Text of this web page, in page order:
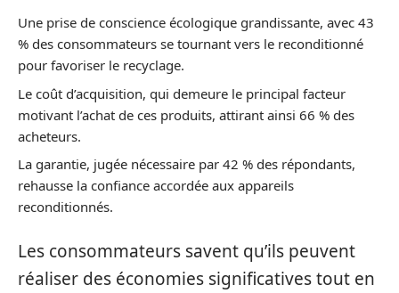
Une prise de conscience écologique grandissante, avec 43
% des consommateurs se tournant vers le reconditionné
pour favoriser le recyclage.
Le coût d’acquisition, qui demeure le principal facteur
motivant l’achat de ces produits, attirant ainsi 66 % des
acheteurs.
La garantie, jugée nécessaire par 42 % des répondants,
rehausse la confiance accordée aux appareils
reconditionnés.
Les consommateurs savent qu’ils peuvent
réaliser des économies significatives tout en